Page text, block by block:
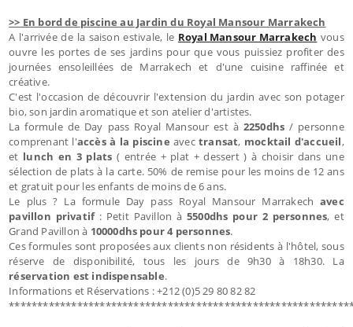
>> En bord de piscine au Jardin du Royal Mansour Marrakech
A l'arrivée de la saison estivale, le Royal Mansour Marrakech vous
ouvre les portes de ses jardins pour que vous puissiez profiter des
journées ensoleillées de Marrakech et d'une cuisine raffinée et
créative.
C'est l'occasion de découvrir l'extension du jardin avec son potager
bio, son jardin aromatique et son atelier d'artistes.
La formule de Day pass Royal Mansour est à 2250dhs / personne
comprenant l'accès à la piscine avectransat, mocktail d'accueil,
et lunch en 3 plats ( entrée + plat + dessert ) à choisir dans une
sélection de plats à la carte. 50% de remise pour les moins de 12 ans
et gratuit pour les enfants de moins de 6 ans.
Le plus ? La formule Day pass Royal Mansour Marrakechavec
pavillon privatif: Petit Pavillon à 5500dhs pour 2 personnes, et
Grand Pavillon à 10000dhs pour 4 personnes.
Ces formules sont proposées aux clients non résidents à l'hôtel, sous
réserve de disponibilité, tous les jours de 9h30 à 18h30. La
réservation est indispensable.
Informations et Réservations : +212 (0)5 29 80 82 82